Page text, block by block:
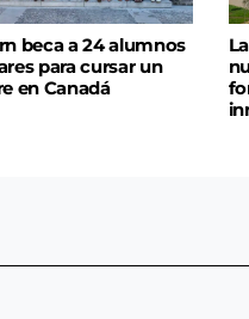
beca a 24 alumnos
para cursar un
en Canadá